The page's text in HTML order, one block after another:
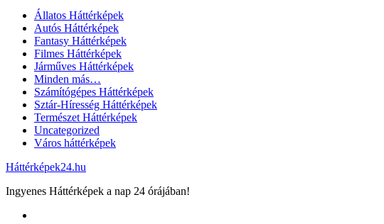
Állatos Háttérképek
Autós Háttérképek
Fantasy Háttérképek
Filmes Háttérképek
Járműves Háttérképek
Minden más…
Számítógépes Háttérképek
Sztár-Híresség Háttérképek
Természet Háttérképek
Uncategorized
Város háttérképek
Háttérképek24.hu
Ingyenes Háttérképek a nap 24 órájában!